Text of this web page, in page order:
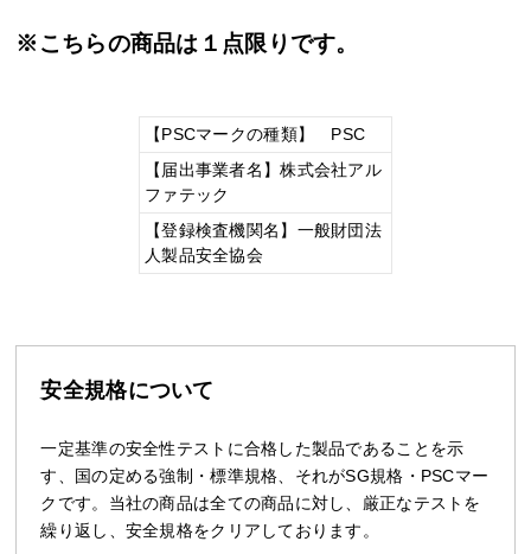
※こちらの商品は１点限りです。
【PSCマークの種類】 PSC
【届出事業者名】株式会社アル
ファテック
【登録検査機関名】一般財団法
人製品安全協会
安全規格について
一定基準の安全性テストに合格した製品であることを示
す、国の定める強制・標準規格、それがSG規格・PSCマー
クです。当社の商品は全ての商品に対し、厳正なテストを
繰り返し、安全規格をクリアしております。